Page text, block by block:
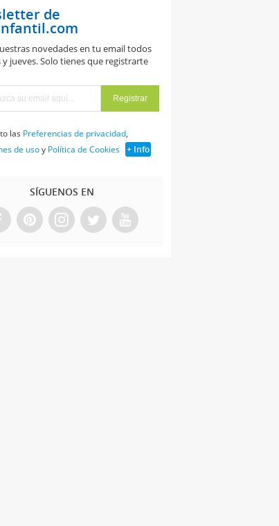
de
novedades en tu email todos
y jueves. Solo tienes que registrarte
las Preferencias de privacidad,
de usoy Política de Cookies + Info
SÍGUENOS EN